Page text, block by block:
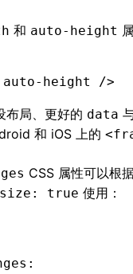
和 auto-height
auto-height />
布局、更好的 data
和 iOS 上的
CSS 属性可以根
true 使用：
: